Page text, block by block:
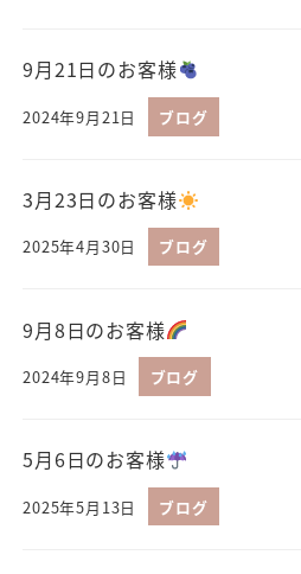
9月21日のお客様
2024年9月21日 ブログ
3月23日のお客様
2025年4月30日 ブログ
9月8日のお客様
2024年9月8日 ブログ
5月6日のお客様
2025年5月13日 ブログ